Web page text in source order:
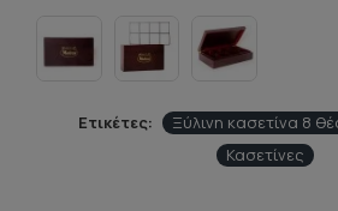
Ετικέτες: Ξύλινη κασετίνα 8
Κασετίνες